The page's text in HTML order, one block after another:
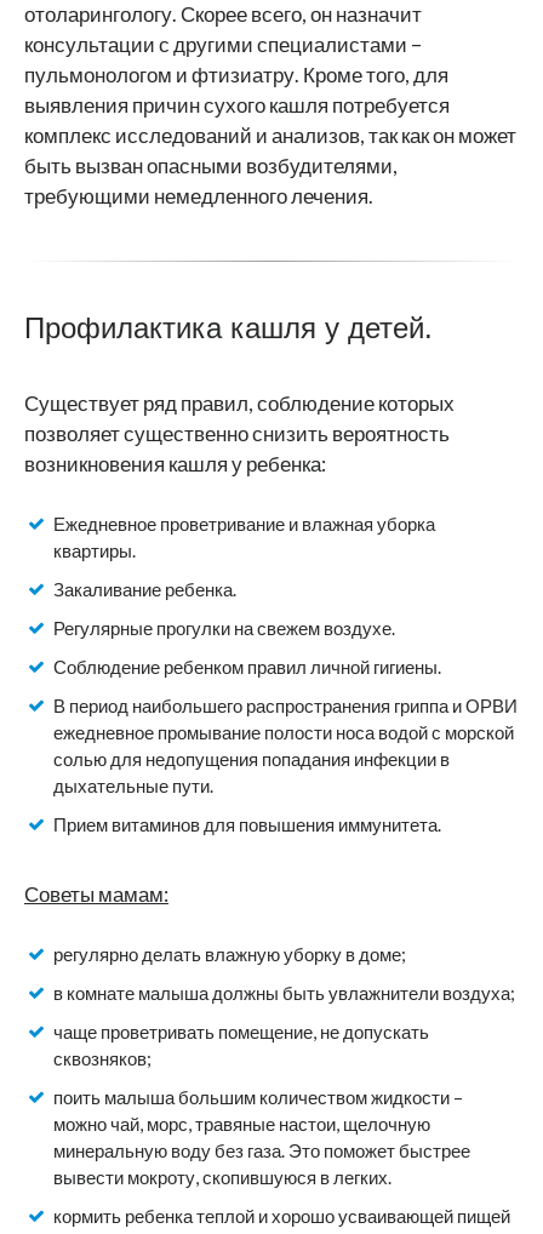
отоларингологу. Скорее всего, он назначит
консультации с другими специалистами –
пульмонологом и фтизиатру. Кроме того, для
выявления причин сухого кашля потребуется
комплекс исследований и анализов, так как он может
быть вызван опасными возбудителями,
требующими немедленного лечения.
Профилактика кашля у детей.
Существует ряд правил, соблюдение которых
позволяет существенно снизить вероятность
возникновения кашля у ребенка:
Ежедневное проветривание и влажная уборка
квартиры.
Закаливание ребенка.
Регулярные прогулки на свежем воздухе.
Соблюдение ребенком правил личной гигиены.
В период наибольшего распространения гриппа и ОРВИ
ежедневное промывание полости носа водой с морской
солью для недопущения попадания инфекции в
дыхательные пути.
Прием витаминов для повышения иммунитета.
Советы мамам:
регулярно делать влажную уборку в доме;
в комнате малыша должны быть увлажнители воздуха;
чаще проветривать помещение, не допускать
сквозняков;
поить малыша большим количеством жидкости –
можно чай, морс, травяные настои, щелочную
минеральную воду без газа. Это поможет быстрее
вывести мокроту, скопившуюся в легких.
кормить ребенка теплой и хорошо усваивающей пищей